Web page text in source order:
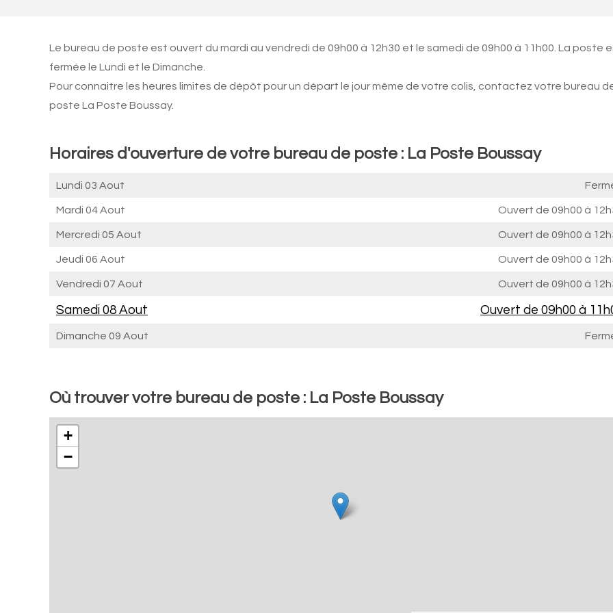
Le bureau de poste est ouvert du mardi au vendredi de 09h00 à 12h30 et le samedi de 09h00 à 11h00. La poste
fermée le Lundi et le Dimanche.
Pour connaitre les heures limites de dépôt pour un départ le jour même de votre colis, contactez votre bureau
poste La Poste Boussay.
Horaires d'ouverture de votre bureau de poste : La Poste Boussay
Lundi 03 Aout
Mardi 04 Aout Ouvert de 09h00 à
Mercredi 05 Aout Ouvert de 09h00 à
Jeudi 06 Aout Ouvert de 09h00 à
Vendredi 07 Aout Ouvert de 09h00 à
Samedi 08 Aout Ouvert de 09h00 à
Dimanche 09 Aout
Où trouver votre bureau de poste : La Poste Boussay
+
−